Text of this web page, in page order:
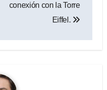
conexión con la Torre
Eiffel.